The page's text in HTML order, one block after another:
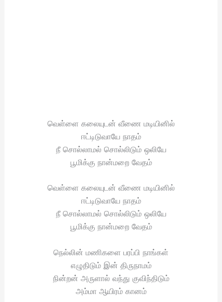
வெள்ளை கலையுடன் வீணை மடியினில்
ஈட்டிடுவாயே நாதம்
நீ சொல்லாமல் சொல்லிடும் ஒலியே
பூமிக்கு நான்மறை வேதம்
வெள்ளை கலையுடன் வீணை மடியினில்
ஈட்டிடுவாயே நாதம்
நீ சொல்லாமல் சொல்லிடும் ஒலியே
பூமிக்கு நான்மறை வேதம்
நெல்லின் மணிகளை பரப்பி நாங்கள்
எழுதிடும் இன் திருநாமம்
நின்றன் அருளால் வந்து குவிந்திடும்
அம்மா ஆயிரம் கானம்